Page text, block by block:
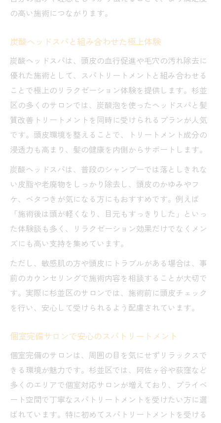
の高い施術につながります。
炭酸ヘッドスパと組み合わせた極上体験
炭酸ヘッドスパは、頭皮の血行促進や毛穴の汚れ除去に
優れた施術として、スパトリートメントと組み合わせる
ことで極上のリラクゼーション体験を提供します。杉並
区の多くのサロンでは、炭酸泡を使ったヘッドスパと髪
質改善トリートメントを同時に受けられるプランが人気
です。頭皮環境を整えることで、トリートメント成分の
浸透力も高まり、髪の健康を内側からサポートします。
炭酸ヘッドスパは、普段のシャンプーでは落としきれな
い皮脂や老廃物をしっかり除去し、頭皮のかゆみやフ
ケ、ベタつきが気になる方にもおすすめです。例えば
「施術後は頭が軽くなり、目元もすっきりした」といっ
た体験談も多く、リラクゼーション効果だけでなくメン
ズにも高い支持を集めています。
ただし、敏感肌の方や頭皮にトラブルがある場合は、事
前のカウンセリングで施術内容を相談することが大切で
す。実際に杉並区のサロンでは、施術前に頭皮チェック
を行い、安心して受けられるよう配慮されています。
個室完備サロンで安心のスパトリートメント
個室完備のサロンは、周囲の目を気にせずリラックスで
きる環境が魅力です。杉並区では、阿佐ヶ谷や荻窪など
多くのエリアで個室対応サロンが増えており、プライベ
ート空間で丁寧なスパトリートメントを受けたい方に選
ばれています。特に初めてスパトリートメントを受ける